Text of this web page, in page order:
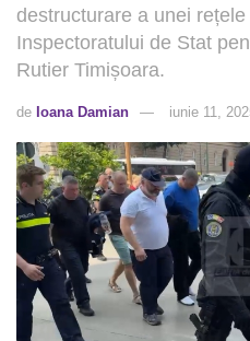
destructurare a unei
Inspectoratului de Stat
Rutier Timișoara.
de Ioana Damian iunie 11,